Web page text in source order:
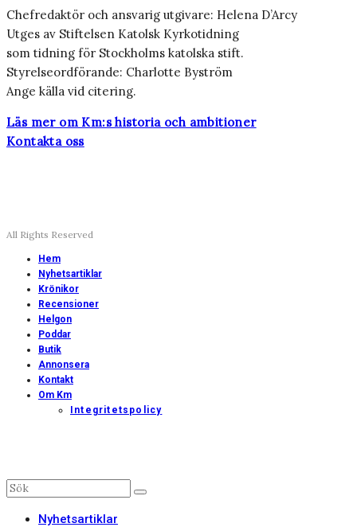
Chefredaktör och ansvarig utgivare: Helena D’Arcy
Utges av Stiftelsen Katolsk Kyrkotidning
som tidning för Stockholms katolska stift.
Styrelseordförande: Charlotte Byström
Ange källa vid citering.
Läs mer om Km:s historia och ambitioner
Kontakta oss
All Rights Reserved
Hem
Nyhetsartiklar
Krönikor
Recensioner
Helgon
Poddar
Butik
Annonsera
Kontakt
Om Km
Integritetspolicy
Nyhetsartiklar